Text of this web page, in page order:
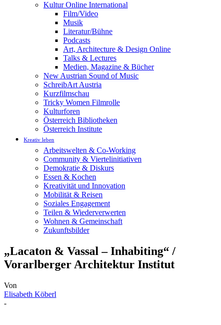
Kultur Online International
Film/Video
Musik
Literatur/Bühne
Podcasts
Art, Architecture & Design Online
Talks & Lectures
Medien, Magazine & Bücher
New Austrian Sound of Music
SchreibArt Austria
Kurzfilmschau
Tricky Women Filmrolle
Kulturforen
Österreich Bibliotheken
Österreich Institute
Kreativ leben
Arbeitswelten & Co-Working
Community & Viertelinitiativen
Demokratie & Diskurs
Essen & Kochen
Kreativität und Innovation
Mobilität & Reisen
Soziales Engagement
Teilen & Wiederverwerten
Wohnen & Gemeinschaft
Zukunftsbilder
„Lacaton & Vassal – Inhabiting“ /
Vorarlberger Architektur Institut
Von
Elisabeth Köberl
-